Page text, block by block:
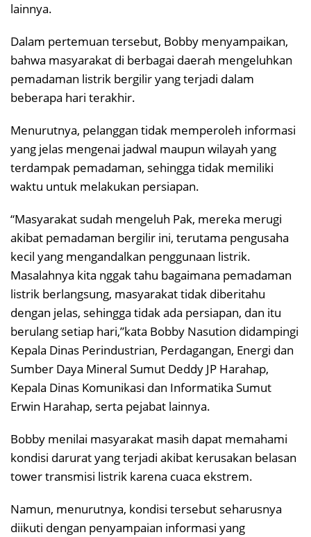
lainnya.
Dalam pertemuan tersebut, Bobby menyampaikan,
bahwa masyarakat di berbagai daerah mengeluhkan
pemadaman listrik bergilir yang terjadi dalam
beberapa hari terakhir.
Menurutnya, pelanggan tidak memperoleh informasi
yang jelas mengenai jadwal maupun wilayah yang
terdampak pemadaman, sehingga tidak memiliki
waktu untuk melakukan persiapan.
“Masyarakat sudah mengeluh Pak, mereka merugi
akibat pemadaman bergilir ini, terutama pengusaha
kecil yang mengandalkan penggunaan listrik.
Masalahnya kita nggak tahu bagaimana pemadaman
listrik berlangsung, masyarakat tidak diberitahu
dengan jelas, sehingga tidak ada persiapan, dan itu
berulang setiap hari,”kata Bobby Nasution didampingi
Kepala Dinas Perindustrian, Perdagangan, Energi dan
Sumber Daya Mineral Sumut Deddy JP Harahap,
Kepala Dinas Komunikasi dan Informatika Sumut
Erwin Harahap, serta pejabat lainnya.
Bobby menilai masyarakat masih dapat memahami
kondisi darurat yang terjadi akibat kerusakan belasan
tower transmisi listrik karena cuaca ekstrem.
Namun, menurutnya, kondisi tersebut seharusnya
diikuti dengan penyampaian informasi yang